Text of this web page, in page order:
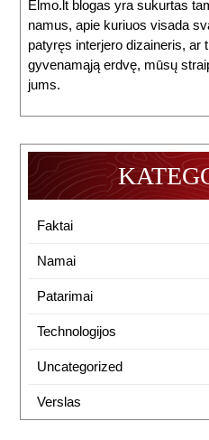
Elmo.lt blogas yra sukurtas
namus, apie kuriuos visada
patyręs interjero dizaineris, ar
gyvenamąją erdvę, mūsų
jums.
Faktai
Namai
Patarimai
Technologijos
Uncategorized
Verslas